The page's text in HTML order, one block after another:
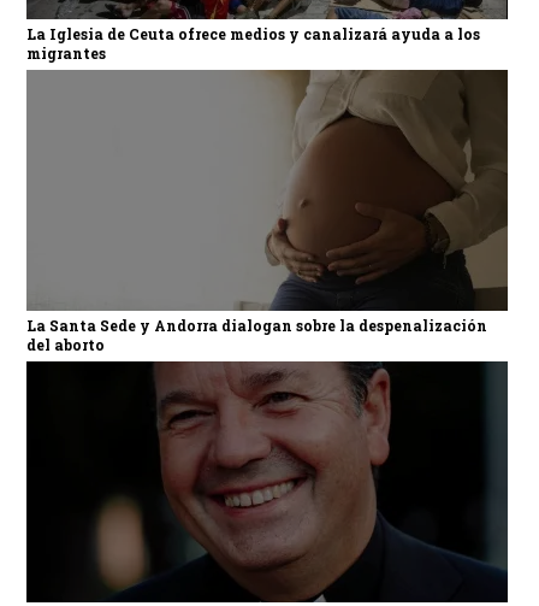
La Iglesia de Ceuta ofrece medios y canalizará ayuda a los
migrantes
La Santa Sede y Andorra dialogan sobre la despenalización
del aborto